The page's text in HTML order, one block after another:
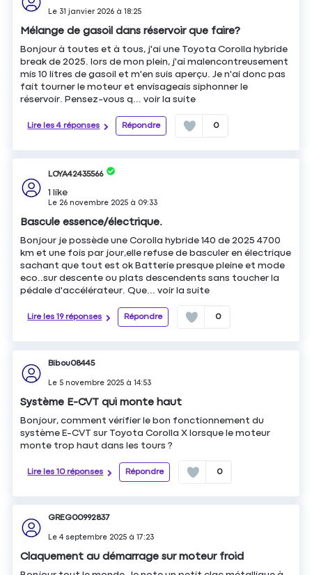
Le 31 janvier 2026 à18:25
Mélange de gasoil dans réservoir que faire?
Bonjour à toutes et à tous, j'ai une Toyota Corolla hybride
break de 2025. lors de mon plein, j'ai malencontreusement
mis 10 litres de gasoil et m'en suis aperçu. Je n'ai donc pas
fait tourner le moteur et envisageais siphonner le
réservoir. Pensez-vous q...voir la suite
Lire les 4 réponses Répondre 0
LOYA42435566
1 like
Le 26 novembre 2025 à 09:33
Bascule essence/électrique.
Bonjour je possède une Corolla hybride 140 de 2025 4700
km et une fois par jour,elle refuse de basculer en électrique
sachant que tout est ok Batterie presque pleine et mode
eco..sur descente ou plats descendents sans toucher la
pédale d'accélérateur. Que...voir la suite
Lire les 19 réponses Répondre 0
Bibou08445
Le5 novembre 2025 à14:53
Système E-CVT qui monte haut
Bonjour, comment vérifier le bon fonctionnement du
système E-CVT sur Toyota Corolla X lorsque le moteur
monte trop haut dans les tours ?
Lire les 10 réponses Répondre 0
GREG00992837
Le4 septembre 2025 à17:23
Claquement au démarrage sur moteur froid